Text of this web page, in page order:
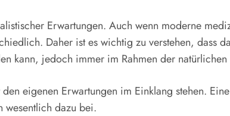
Erwartungen. Auch wenn moderne
Daher ist es wichtig zu verstehen, dass
kann, jedoch immer im Rahmen der
eigenen Erwartungen im Einklang stehen.
wesentlich dazu bei.